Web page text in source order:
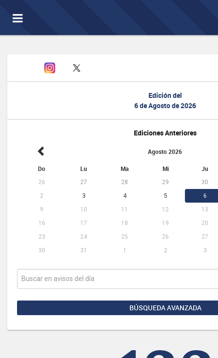
Toggle
navigation
Edición del
6 de Agosto de 2026
Ediciones Anteriores
Agosto 2026
Do Lu Ma Mi Ju
26 27 28 29
30
2
3 4 5
6
9
10 11 12
13
16
17 18 19
20
23
24 25 26
27
30
31 1 2 3
BÚSQUEDA AVANZADA